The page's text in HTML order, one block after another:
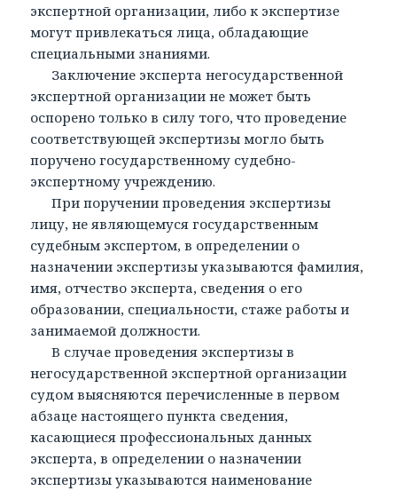
экспертной организации, либо к экспертизе
могут привлекаться лица, обладающие
специальными знаниями.
Заключение эксперта негосударственной
экспертной организации не может быть
оспорено только в силу того, что проведение
соответствующей экспертизы могло быть
поручено государственному судебно-
экспертному учреждению.
При поручении проведения экспертизы
лицу, не являющемуся государственным
судебным экспертом, в определении о
назначении экспертизы указываются фамилия,
имя, отчество эксперта, сведения о его
образовании, специальности, стаже работы и
занимаемой должности.
В случае проведения экспертизы в
негосударственной экспертной организации
судом выясняются перечисленные в первом
абзаце настоящего пункта сведения,
касающиеся профессиональных данных
эксперта, в определении о назначении
экспертизы указываются наименование